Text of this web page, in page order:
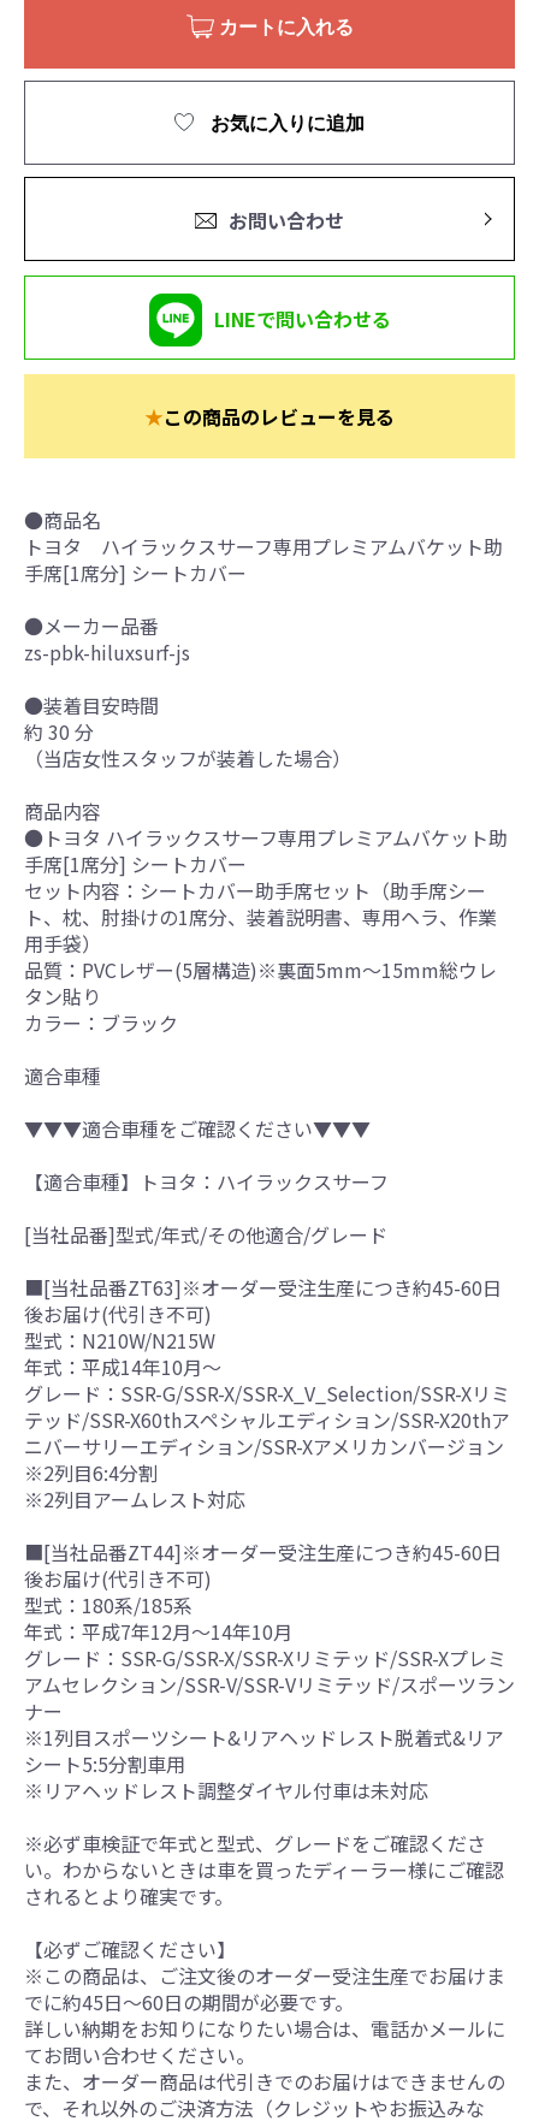
カートに入れる
お気に入りに追加
お問い合わせ
LINEで問い合わせる
★この商品のレビューを見る
●商品名
トヨタ ハイラックスサーフ専用プレミアムバケット助
手席[1席分] シートカバー
●メーカー品番
zs-pbk-hiluxsurf-js
●装着目安時間
約 30 分
（当店女性スタッフが装着した場合）
商品内容
●トヨタ ハイラックスサーフ専用プレミアムバケット助
手席[1席分] シートカバー
セット内容：シートカバー助手席セット（助手席シー
ト、枕、肘掛けの1席分、装着説明書、専用ヘラ、作業
用手袋）
品質：PVCレザー(5層構造)※裏面5mm～15mm総ウレ
タン貼り
カラー：ブラック
適合車種
▼▼▼適合車種をご確認ください▼▼▼
【適合車種】トヨタ：ハイラックスサーフ
[当社品番]型式/年式/その他適合/グレード
■[当社品番ZT63]※オーダー受注生産につき約45-60日
後お届け(代引き不可)
型式：N210W/N215W
年式：平成14年10月～
グレード：SSR-G/SSR-X/SSR-X_V_Selection/SSR-Xリミ
テッド/SSR-X60thスペシャルエディション/SSR-X20thア
ニバーサリーエディション/SSR-Xアメリカンバージョン
※2列目6:4分割
※2列目アームレスト対応
■[当社品番ZT44]※オーダー受注生産につき約45-60日
後お届け(代引き不可)
型式：180系/185系
年式：平成7年12月～14年10月
グレード：SSR-G/SSR-X/SSR-Xリミテッド/SSR-Xプレミ
アムセレクション/SSR-V/SSR-Vリミテッド/スポーツラン
ナー
※1列目スポーツシート&リアヘッドレスト脱着式&リア
シート5:5分割車用
※リアヘッドレスト調整ダイヤル付車は未対応
※必ず車検証で年式と型式、グレードをご確認くださ
い。わからないときは車を買ったディーラー様にご確認
されるとより確実です。
【必ずご確認ください】
※この商品は、ご注文後のオーダー受注生産でお届けま
でに約45日～60日の期間が必要です。
詳しい納期をお知りになりたい場合は、電話かメールに
てお問い合わせください。
また、オーダー商品は代引きでのお届けはできませんの
で、それ以外のご決済方法（クレジットやお振込みな